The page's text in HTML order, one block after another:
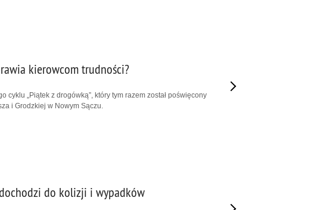
kierowcom trudności?
„Piątek z drogówką”, który tym razem został poświęcony
i Grodzkiej w Nowym Sączu.
do kolizji i wypadków